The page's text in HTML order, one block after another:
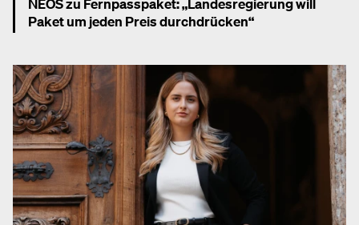
Paket um jeden Preis durchdrücken“